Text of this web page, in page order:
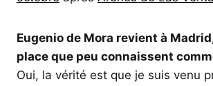
Eugenio de Mora revient à
place que peu connaissent
Oui, la vérité est que je suis venu